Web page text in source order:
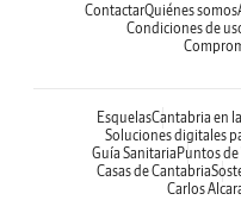
ContactarQuiénes somos
Condiciones de
EsquelasCantabria en
Soluciones digitales
Guía Sanitaria Puntos de
Casas de Cantabria
Carlos